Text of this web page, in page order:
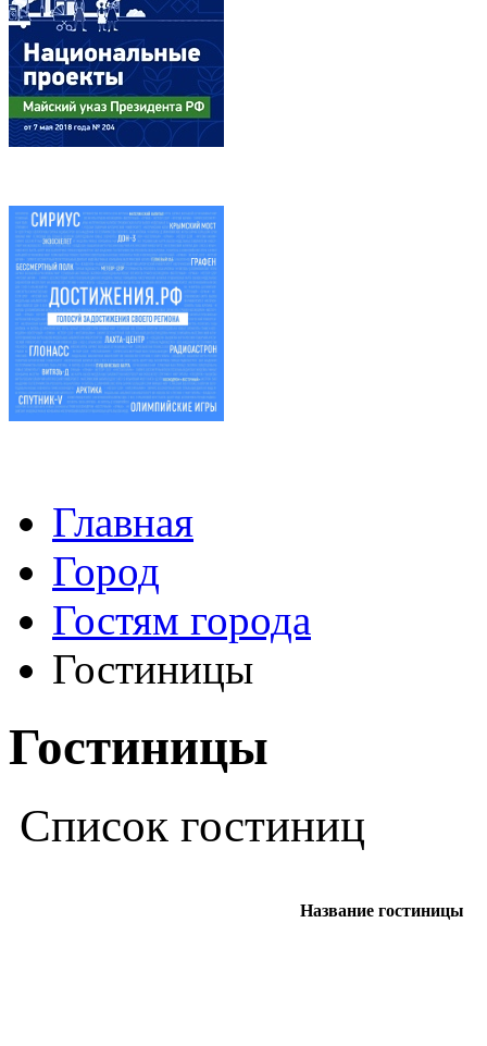
Главная
Город
Гостям города
Гостиницы
Гостиницы
Список гостиниц
Название гостиницы